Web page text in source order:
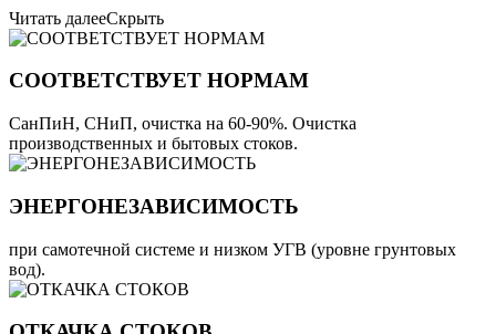
Читать далееСкрыть
СООТВЕТСТВУЕТ НОРМАМ
СанПиН, СНиП, очистка на 60-90%. Очистка
производственных и бытовых стоков.
ЭНЕРГОНЕЗАВИСИМОСТЬ
при самотечной системе и низком УГВ (уровне грунтовых
вод).